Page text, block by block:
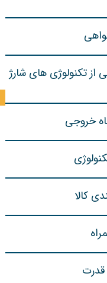
از تکنولوژی های شارژ
خروجی
کالا
قدرت